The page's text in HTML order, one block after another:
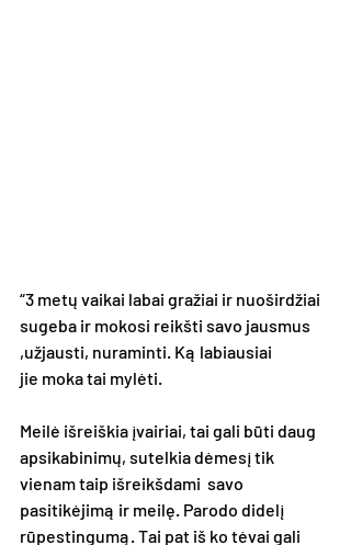
“3 metų vaikai labai gražiai ir nuoširdžiai
sugeba ir mokosi reikšti savo jausmus
,užjausti, nuraminti. Ką labiausiai
jie moka tai mylėti.
Meilė išreiškia įvairiai, tai gali būti daug
apsikabinimų, sutelkia dėmesį tik
vienam taip išreikšdami  savo
pasitikėjimą ir meilę. Parodo didelį
rūpestingumą. Tai pat iš ko tėvai gali